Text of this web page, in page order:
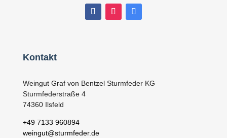
Kontakt
Weingut Graf von Bentzel Sturmfeder KG
Sturmfederstraße 4
74360 Ilsfeld
+49 7133 960894
weingut@sturmfeder.de